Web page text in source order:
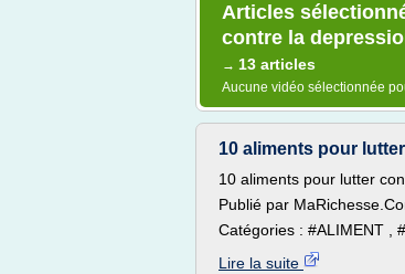
Articles
contre la
→ 13 articles
Aucune vidéo sélectionnée
10 aliments pour
10 aliments pour lutter
Publié par
Catégories : #ALIMENT ,
Lire la suite